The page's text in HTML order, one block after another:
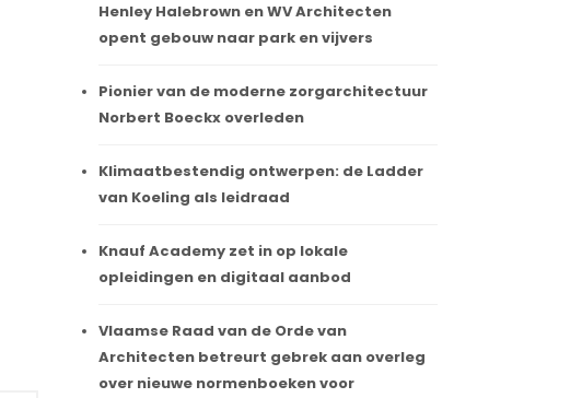
Henley Halebrown en WV Architecten
opent gebouw naar park en vijvers
Pionier van de moderne zorgarchitectuur
Norbert Boeckx overleden
Klimaatbestendig ontwerpen: de Ladder
van Koeling als leidraad
Knauf Academy zet in op lokale
opleidingen en digitaal aanbod
Vlaamse Raad van de Orde van
Architecten betreurt gebrek aan overleg
over nieuwe normenboeken voor